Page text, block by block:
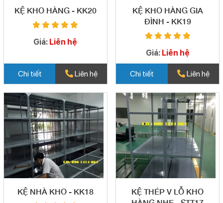
KỆ KHO HÀNG - KK20
Giá: Liên hệ
Chi tiết Liên hệ
KỆ KHO HÀNG GIA
ĐÌNH - KK19
Giá: Liên hệ
Chi tiết Liên hệ
KỆ NHÀ KHO - KK18
KỆ THÉP V LỖ KHO